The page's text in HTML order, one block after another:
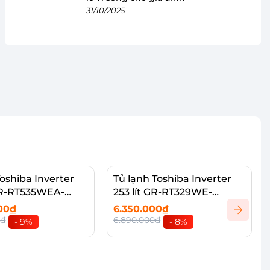
31/10/2025
Inverter
RT535WEA-
- 9%
Tủ lạnh Toshiba Inverter
253 lít GR-RT329WE-
PMV(52)
6.350.000₫
6.890.000₫ - 8%